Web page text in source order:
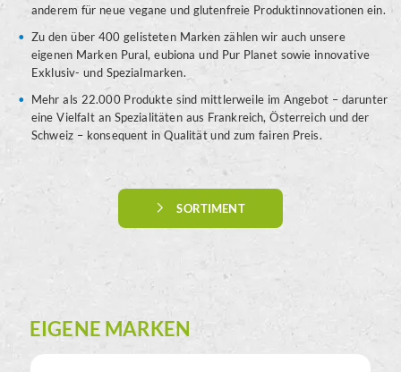
anderem für neue vegane und glutenfreie Produktinnovationen ein.
Zu den über 400 gelisteten Marken zählen wir auch unsere
eigenen Marken Pural, eubiona und Pur Planet sowie innovative
Exklusiv- und Spezialmarken.
Mehr als 22.000 Produkte sind mittlerweile im Angebot – darunter
eine Vielfalt an Spezialitäten aus Frankreich, Österreich und der
Schweiz – konsequent in Qualität und zum fairen Preis.
SORTIMENT
EIGENE MARKEN